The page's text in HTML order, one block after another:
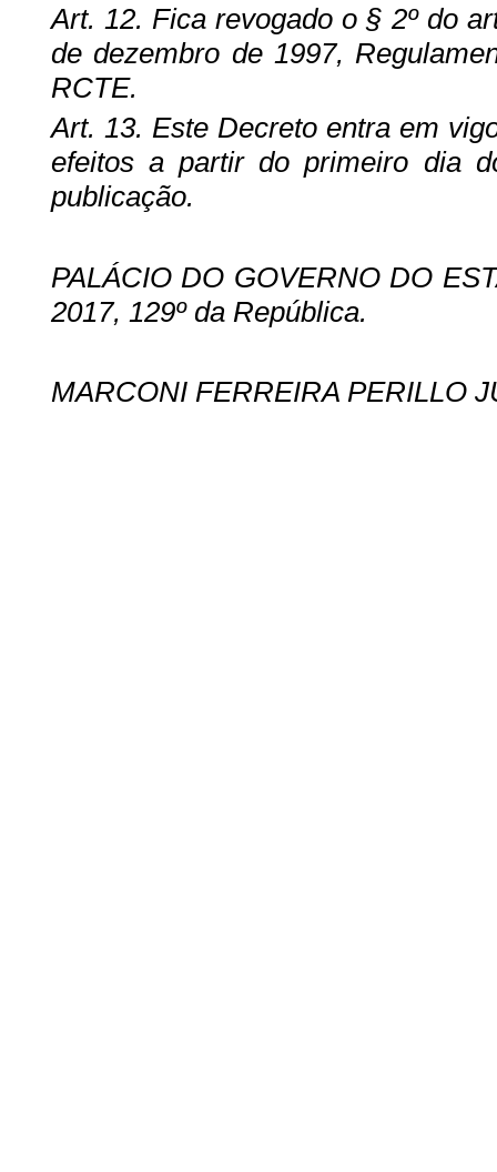
Art. 12. Fica revogado o § 2º do
de dezembro de 1997,
RCTE.
Art. 13. Este Decreto entra em
efeitos a partir do primeiro dia
publicação.
PALÁCIO DO GOVERNO DO
2017, 129º da República.
MARCONI FERREIRA PERILLO